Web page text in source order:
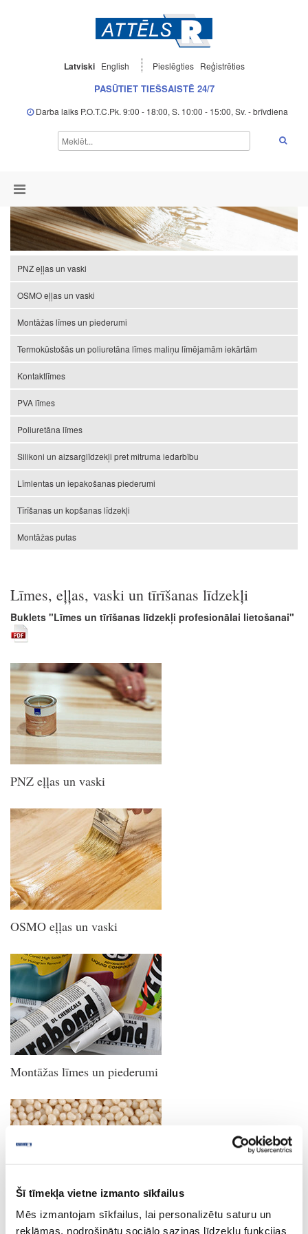
Šī tīmekļa vietne izmanto sīkfailus
Mēs izmantojam sīkfailus, lai personalizētu saturu un
reklāmas, nodrošinātu sociālo saziņas līdzekļu funkcijas
Latviski English Pieslēgties Reģistrēties
PASŪTIET TIEŠSAISTĒ 24/7
Darba laiks P.O.T.C.Pk. 9:00 - 18:00, S. 10:00 - 15:00, Sv. - brīvdiena
PNZ eļļas un vaski
OSMO eļļas un vaski
Montāžas līmes un piederumi
Termokūstošās un poliuretāna līmes maliņu līmējamām iekārtām
Kontaktlīmes
PVA līmes
Poliuretāna līmes
Silikoni un aizsarglīdzekļi pret mitruma iedarbību
Līmlentas un iepakošanas piederumi
Tīrīšanas un kopšanas līdzekļi
Montāžas putas
Līmes, eļļas, vaski un tīrīšanas līdzekļi
Buklets "Līmes un tīrīšanas līdzekļi profesionālai lietošanai"
PNZ eļļas un vaski
OSMO eļļas un vaski
Montāžas līmes un piederumi
Termokūstošās un poliuretāna
līmes maliņu līmējamām